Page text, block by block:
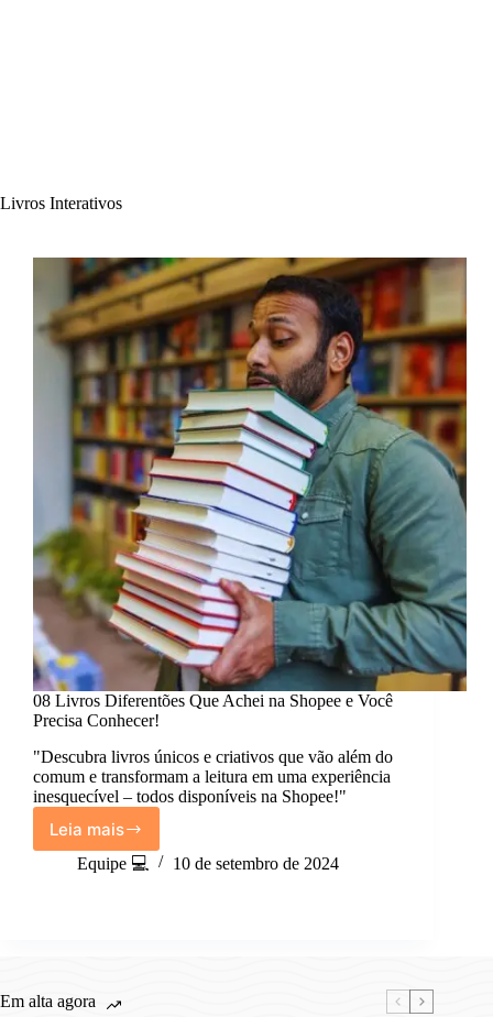
Livros Interativos
08 Livros Diferentões Que Achei na Shopee e Você
Precisa Conhecer!
"Descubra livros únicos e criativos que vão além do
comum e transformam a leitura em uma experiência
inesquecível – todos disponíveis na Shopee!"
Leia mais
08
Livros
Diferentões
Você
Equipe 💻 10 de setembro de 2024
Em alta agora